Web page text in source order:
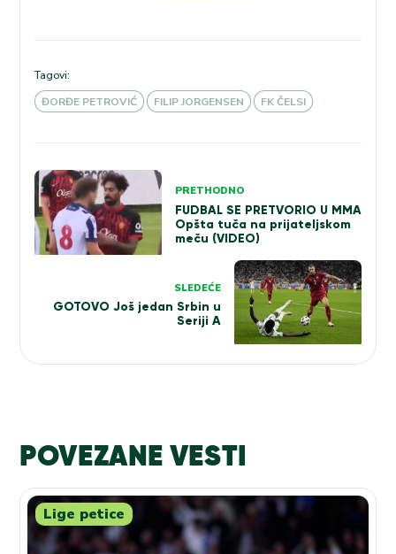
Tagovi:
ĐORĐE PETROVIĆ
FILIP JORGENSEN FK ČELSI
Kretanje
članka
PRETHODNO
FUDBAL SE PRETVORIO U MMA
Opšta tuča na prijateljskom
meču (VIDEO)
SLEDEĆE
GOTOVO Još jedan Srbin u
Seriji A
POVEZANE VESTI
Lige petice